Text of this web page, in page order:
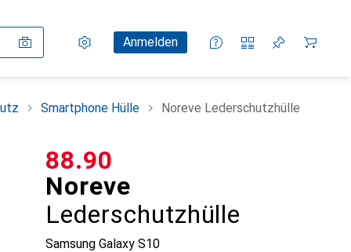
Einstellungen
KundenkontoAnmelden
Vergleichslisten
Merklisten
Warenkorb
Smartphone Hülle Noreve Lederschutzhülle
Noreve
Lederschutzhülle
Samsung Galaxy S10
CHF
88.90